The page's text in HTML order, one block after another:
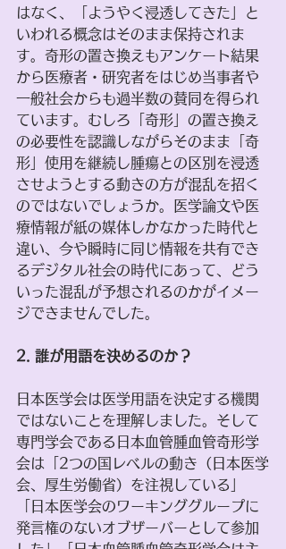
はなく、「ようやく浸透してきた」と
いわれる概念はそのまま保持されま
す。奇形の置き換えもアンケート結果
から医療者・研究者をはじめ当事者や
一般社会からも過半数の賛同を得られ
ています。むしろ「奇形」の置き換え
の必要性を認識しながらそのまま「奇
形」使用を継続し腫瘍との区別を浸透
させようとする動きの方が混乱を招く
のではないでしょうか。医学論文や医
療情報が紙の媒体しかなかった時代と
違い、今や瞬時に同じ情報を共有でき
るデジタル社会の時代にあって、どう
いった混乱が予想されるのかがイメー
ジできませんでした。
2. 誰が用語を決めるのか？
日本医学会は医学用語を決定する機関
ではないことを理解しました。そして
専門学会である日本血管腫血管奇形学
会は「2つの国レベルの動き（日本医学
会、厚生労働省）を注視している」
「日本医学会のワーキンググループに
発言権のないオブザーバーとして参加